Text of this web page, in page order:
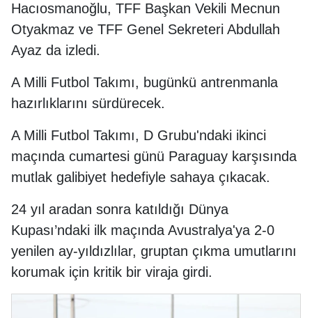
Hacıosmanoğlu, TFF Başkan Vekili Mecnun
Otyakmaz ve TFF Genel Sekreteri Abdullah
Ayaz da izledi.
A Milli Futbol Takımı, bugünkü antrenmanla
hazırlıklarını sürdürecek.
A Milli Futbol Takımı, D Grubu'ndaki ikinci
maçında cumartesi günü Paraguay karşısında
mutlak galibiyet hedefiyle sahaya çıkacak.
24 yıl aradan sonra katıldığı Dünya
Kupası’ndaki ilk maçında Avustralya'ya 2-0
yenilen ay-yıldızlılar, gruptan çıkma umutlarını
korumak için kritik bir viraja girdi.